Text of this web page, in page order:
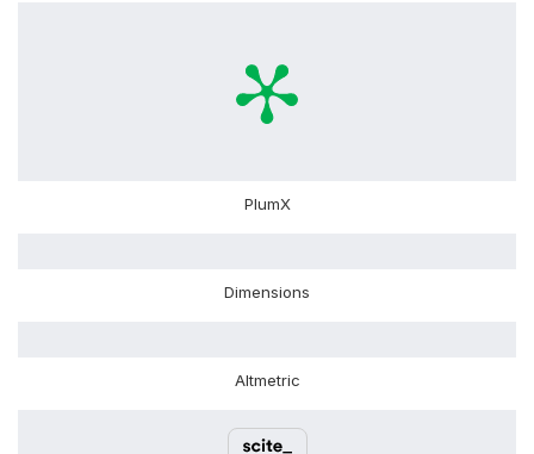
PlumX
Dimensions
Altmetric